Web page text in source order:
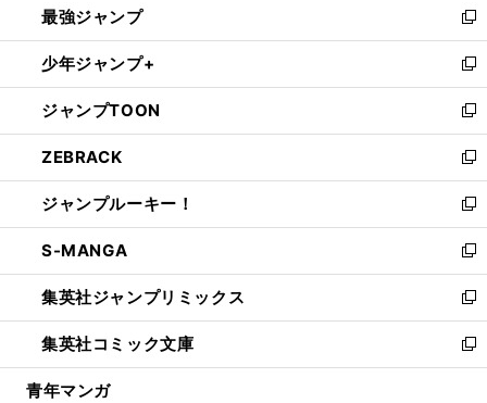
ド
ウ
で
開
く
ィ
ン
ド
ウ
で
開
く
い
ウ
ィ
ン
ド
ウ
で
開
く
最強ジャンプ
新
し
い
ウ
ィ
ン
ド
ウ
で
開
く
少年ジャンプ+
新
し
い
ウ
ィ
ン
ド
ウ
で
開
く
ジャンプTOON
新
し
い
ウ
ィ
ン
ド
ウ
で
開
く
ZEBRACK
新
し
い
ウ
ィ
ン
ド
ウ
で
開
ジャンプルーキー！
新
し
い
ウ
ィ
ン
ド
ウ
S-MANGA
新
し
い
ウ
ィ
ン
集英社ジャンプリミックス
新
し
い
ウ
集英社コミック文庫
新
し
青年マンガ